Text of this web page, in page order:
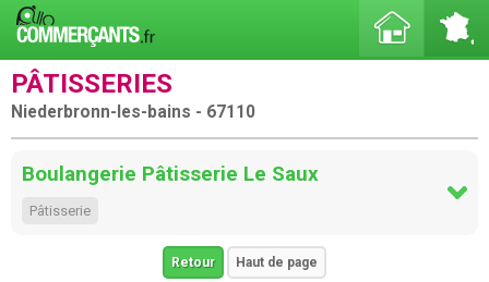
PÂTISSERIES
Niederbronn-les-bains - 67110
Boulangerie Pâtisserie Le Saux
Pâtisserie
Retour Haut de page